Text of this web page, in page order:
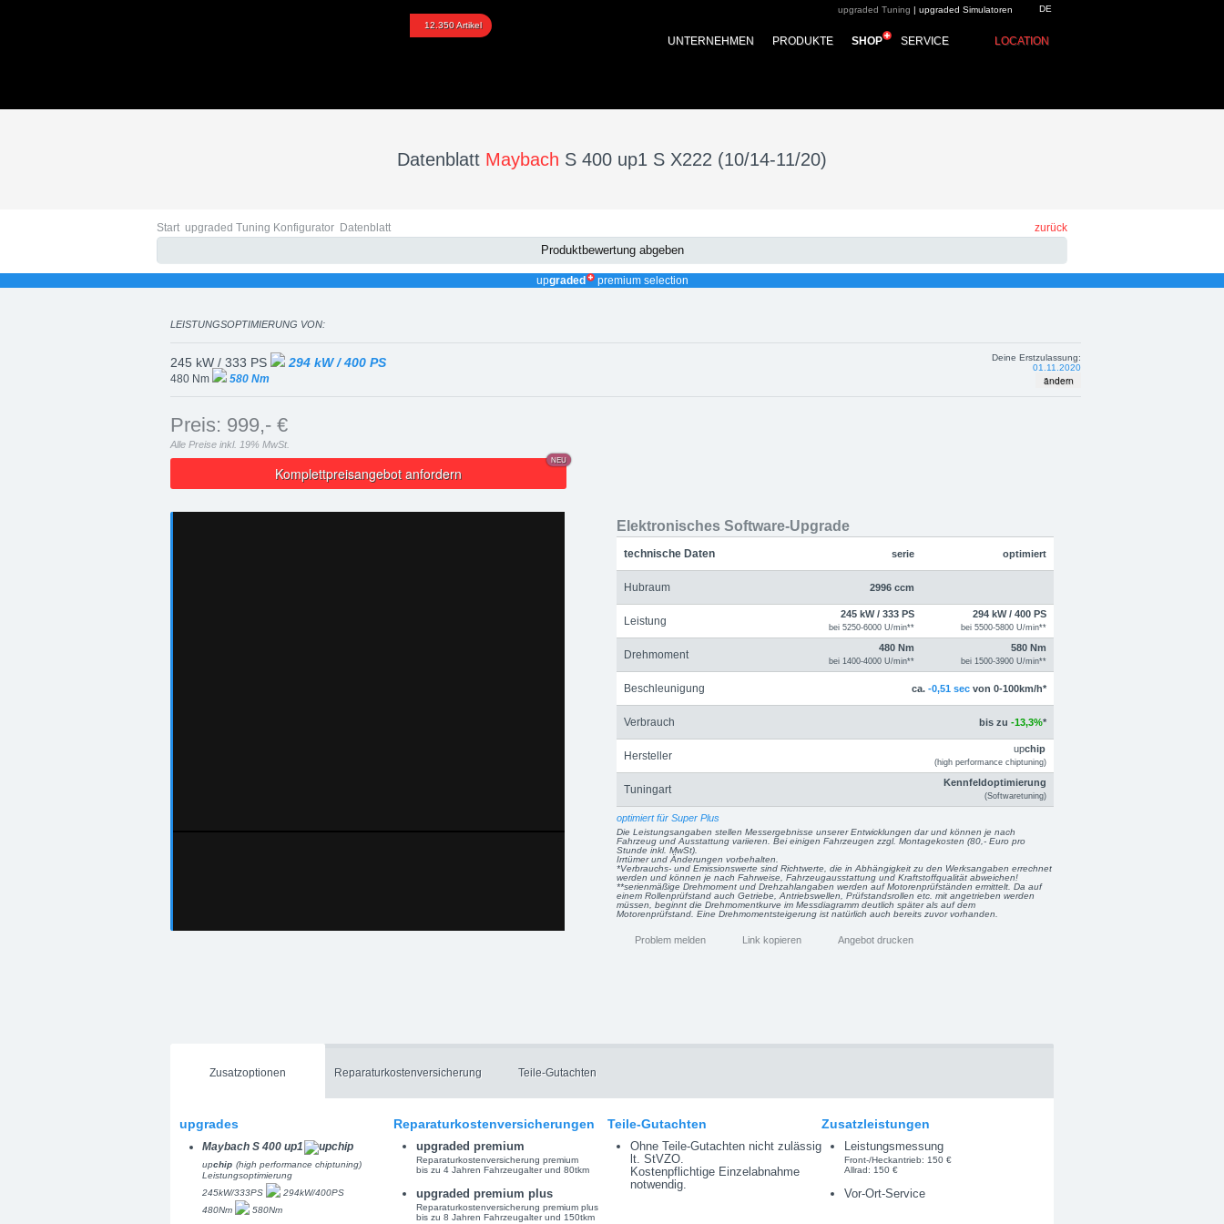
Datenblatt: Maybach S 400 up1 S X222 (10/14-11/20) upgraded
12.350 Artikel
DE
LOCATION
SERVICE
SHOP
PRODUKTE
UNTERNEHMEN
upgraded Tuning | upgraded Simulatoren
Datenblatt Maybach S 400 up1 S X222 (10/14-11/20)
Start upgraded Tuning Konfigurator Datenblatt zurück
Produktbewertung abgeben
upgraded premium selection
LEISTUNGSOPTIMIERUNG VON:
Deine Erstzulassung:
01.11.2020
ändern
245 kW / 333 PS 294 kW / 400 PS
480 Nm 580 Nm
Preis: 999,- €
Alle Preise inkl. 19% MwSt.
Komplettpreisangebot anfordern
NEU
Elektronisches Software-Upgrade
optimiert
serie
technische Daten
2996 ccm
Hubraum
294 kW / 400 PS
bei 5500-5800 U/min**
245 kW / 333 PS
bei 5250-6000 U/min**
Leistung
580 Nm
bei 1500-3900 U/min**
480 Nm
bei 1400-4000 U/min**
Drehmoment
ca. -0,51 sec von 0-100km/h*
Beschleunigung
bis zu -13,3%*
Verbrauch
upchip
(high performance chiptuning)
Hersteller
Kennfeldoptimierung
(Softwaretuning)
Tuningart
optimiert für Super Plus
Die Leistungsangaben stellen Messergebnisse unserer Entwicklungen dar und können je nach
Fahrzeug und Ausstattung variieren. Bei einigen Fahrzeugen zzgl. Montagekosten (80,- Euro pro
Stunde inkl. MwSt).
Irrtümer und Änderungen vorbehalten.
*Verbrauchs- und Emissionswerte sind Richtwerte, die in Abhängigkeit zu den Werksangaben errechnet
werden und können je nach Fahrweise, Fahrzeugausstattung und Kraftstoffqualität abweichen!
**serienmäßige Drehmoment und Drehzahlangaben werden auf Motorenprüfständen ermittelt. Da auf
einem Rollenprüfstand auch Getriebe, Antriebswellen, Prüfstandsrollen etc. mit angetrieben werden
müssen, beginnt die Drehmomentkurve im Messdiagramm deutlich später als auf dem
Motorenprüfstand. Eine Drehmomentsteigerung ist natürlich auch bereits zuvor vorhanden.
Problem melden Link kopieren Angebot drucken
Zusatzoptionen Reparaturkostenversicherung Teile-Gutachten
upgrades
Maybach S 400 up1
upchip (high performance chiptuning)
Leistungsoptimierung
245kW/333PS
294kW/400PS
480Nm
580Nm
Reparaturkostenversicherungen
upgraded premium
Reparaturkostenversicherung premium
bis zu 4 Jahren Fahrzeugalter und 80tkm
upgraded premium plus
Reparaturkostenversicherung premium plus
bis zu 8 Jahren Fahrzeugalter und 150tkm
Teile-Gutachten
Ohne Teile-Gutachten nicht zulässig
lt. StVZO.
Kostenpflichtige Einzelabnahme
notwendig.
Zusatzleistungen
Leistungsmessung
Front-/Heckantrieb: 150 €
Allrad: 150 €
Vor-Ort-Service